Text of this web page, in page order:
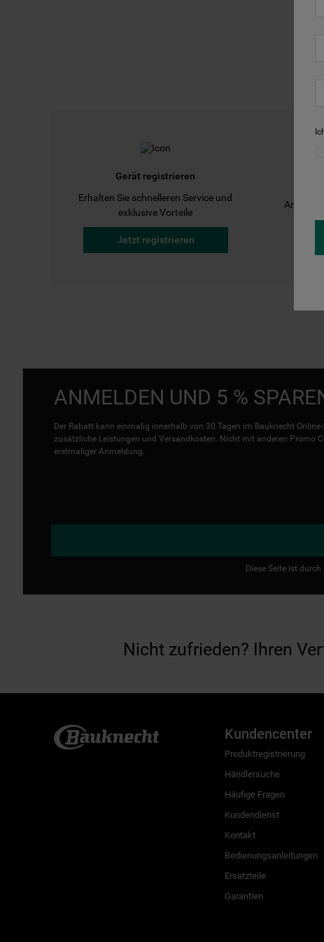
Gerät registrieren
Erhalten Sie schnelleren Service und
exklusive Vorteile
Jetzt registrieren
ANMELDEN UND 5 %
Der Rabatt kann einmalig innerhalb von 30 Tagen im Bauknecht
zusätzliche Leistungen und Versandkosten. Nicht mit anderen Promo
erstmaliger Anmeldung.
Diese Seite ist
Nicht zufrieden? Ihren
Kundencenter
Produktregistrierung
Händlersuche
Häufige Fragen
Kundendienst
Kontakt
Bedienungsanleitungen
Ersatzteile
Garantien